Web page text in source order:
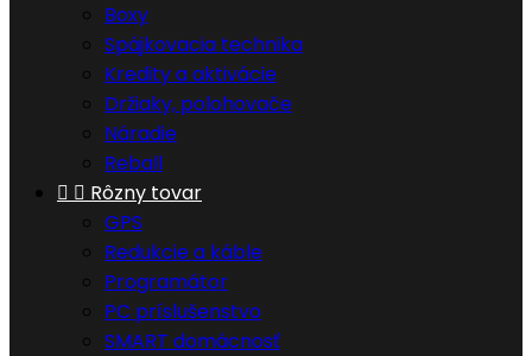
Boxy
Spájkovacia technika
Kredity a aktivácie
Držiaky, polohovače
Náradie
Reball
  Rôzny tovar
GPS
Redukcie a káble
Programátor
PC príslušenstvo
SMART domácnosť